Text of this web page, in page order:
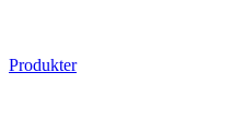
Produkter